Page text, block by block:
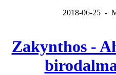
2018-06-25 -
Zakynthos -